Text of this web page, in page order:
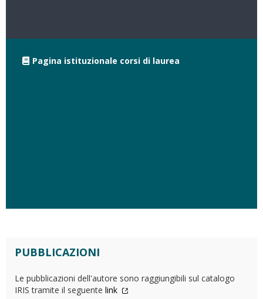
Pagina istituzionale corsi di laurea
PUBBLICAZIONI
Le pubblicazioni dell'autore sono raggiungibili sul catalogo
IRIS tramite il seguente link